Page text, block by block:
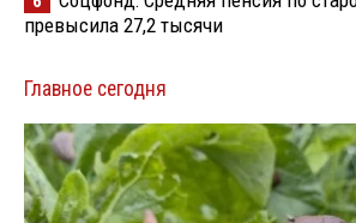
превысила 27,2 тысячи
Главное сегодня